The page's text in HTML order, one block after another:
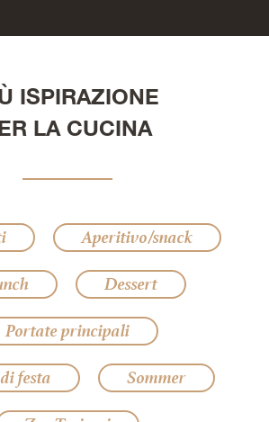
ISPIRAZIONE
LA CUCINA
Aperitivo/snack
Dessert
Portate principali
festa
Sommer